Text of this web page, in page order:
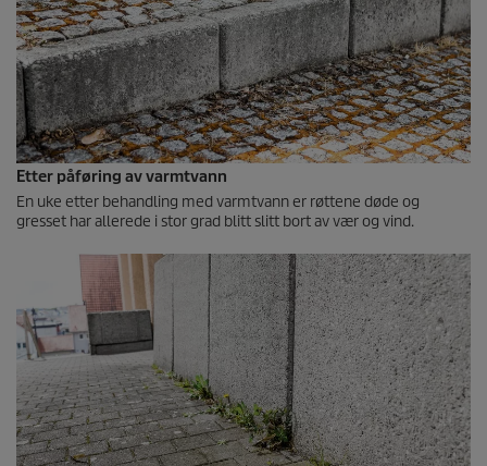
Etter påføring av varmtvann
En uke etter behandling med varmtvann er røttene døde og
gresset har allerede i stor grad blitt slitt bort av vær og vind.